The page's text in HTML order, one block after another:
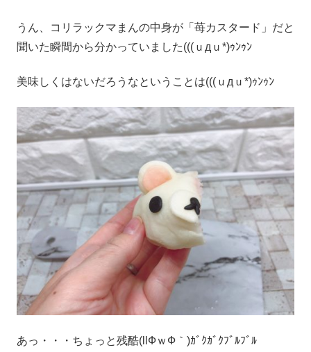
うん、コリラックマまんの中身が「苺カスタード」だと
聞いた瞬間から分かっていました(((ｕдｕ*)ｩﾝｩﾝ
美味しくはないだろうなということは(((ｕдｕ*)ｩﾝｩﾝ
あっ・・・ちょっと残酷(llФｗФ｀)ｶﾞｸｶﾞｸﾌﾞﾙﾌﾞﾙ